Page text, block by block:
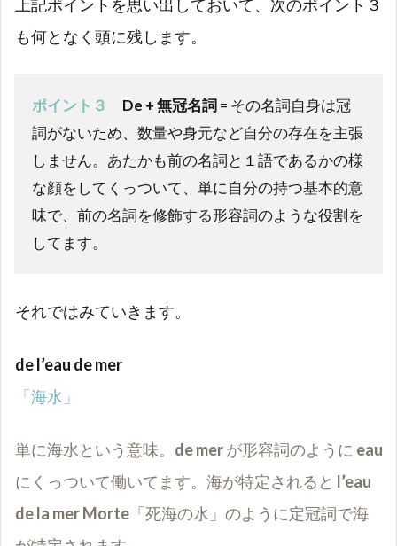
上記ポイントを思い出しておいて、次のポイント３
も何となく頭に残します。
ポイント３ De + 無冠名詞= その名詞自身は冠
詞がないため、数量や身元など自分の存在を主張
しません。あたかも前の名詞と１語であるかの様
な顔をしてくっついて、単に自分の持つ基本的意
味で、前の名詞を修飾する形容詞のような役割を
してます。
それではみていきます。
de l’eau de mer
「海水」
単に海水という意味。 de merが形容詞のように eau
にくっついて働いてます。海が特定されると l’eau
de la mer Morte 「死海の水」のように定冠詞で海